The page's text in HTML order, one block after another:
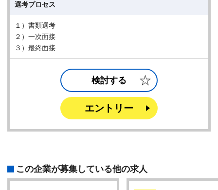
選考プロセス
１）書類選考
２）一次面接
３）最終面接
検討する
エントリー
この企業が募集している他の求人